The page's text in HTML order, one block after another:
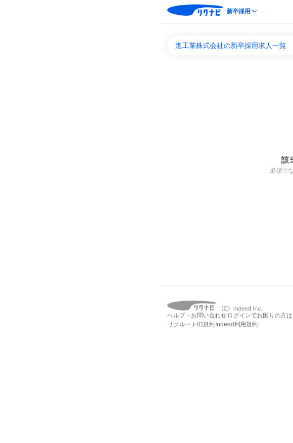
新卒採用
進工業株式会社の新卒採用求人一覧
該
必須で
ヘルプ・お問い合わせ ログインでお困りの方
リクルートID規約 Indeed利用規約